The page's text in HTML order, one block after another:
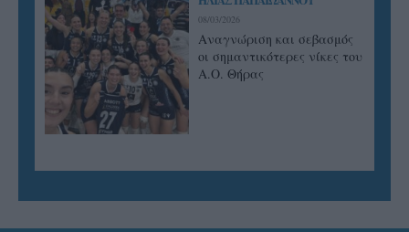
08/03/2026
Αναγνώριση και σεβασμός
οι σημαντικότερες νίκες του
Α.Ο. Θήρας